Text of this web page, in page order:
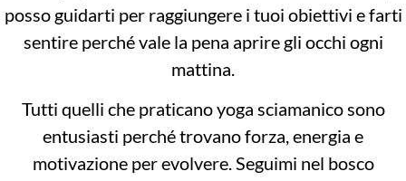
posso guidarti per raggiungere i tuoi obiettivi e farti
sentire perché vale la pena aprire gli occhi ogni
mattina.
Tutti quelli che praticano yoga sciamanico sono
entusiasti perché trovano forza, energia e
motivazione per evolvere. Seguimi nel bosco